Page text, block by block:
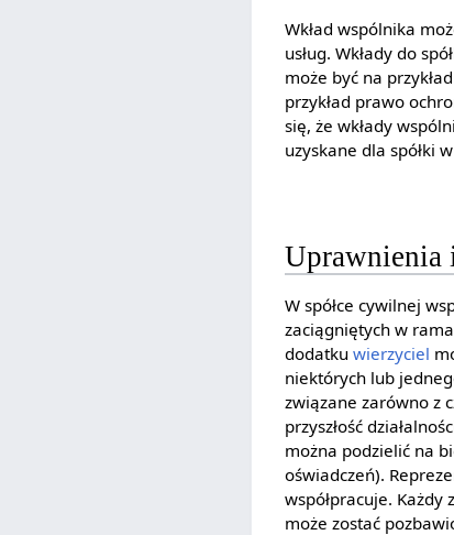
Wkład wspólnika
usług. Wkłady do
może być na przykład
przykład prawo
się, że wkłady
uzyskane dla spółki
Uprawnienia
W spółce cywilnej
zaciągniętych w
dodatkuwierzyciel
niektórych lub
związane zarówno z
przyszłość
można podzielić na
oświadczeń).
współpracuje.
może zostać